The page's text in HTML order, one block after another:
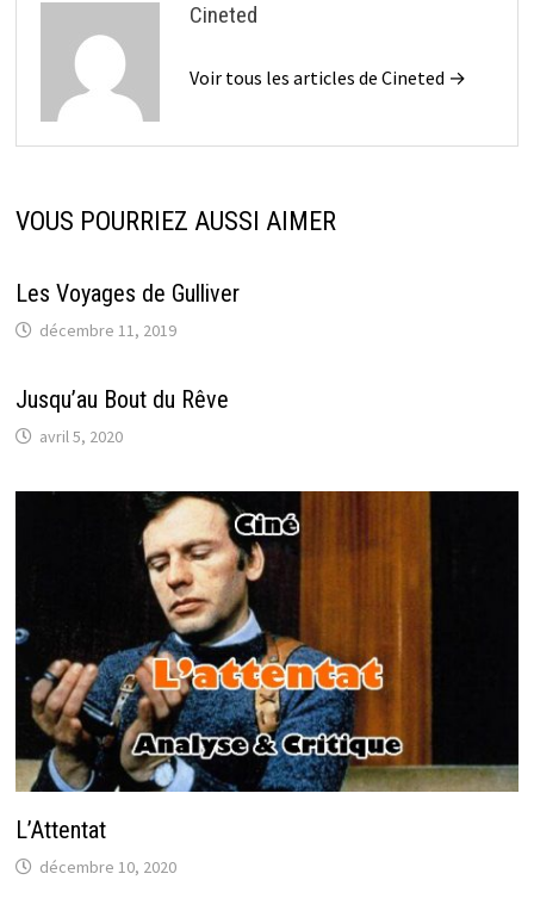
Cineted
Voir tous les articles de Cineted →
VOUS POURRIEZ AUSSI AIMER
Les Voyages de Gulliver
décembre 11, 2019
Jusqu’au Bout du Rêve
avril 5, 2020
L’Attentat
décembre 10, 2020